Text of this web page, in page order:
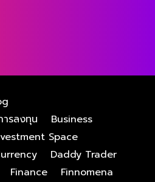
รลงทุน
Business
Space
Daddy Trader
Finance
Finnomena